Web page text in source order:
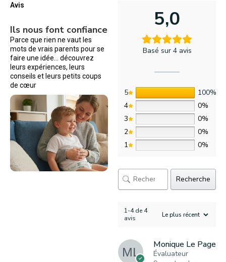
Avis
Ils nous font confiance
Parce que rien ne vaut les
mots de vrais parents pour se
faire une idée… découvrez
leurs expériences, leurs
conseils et leurs petits coups
de cœur
5,0
Basé sur 4 avis
5
100%
4
0%
3
0%
2
0%
1
0%
Recherche
1-4 de 4
avis
Monique Le Page
Évaluateur